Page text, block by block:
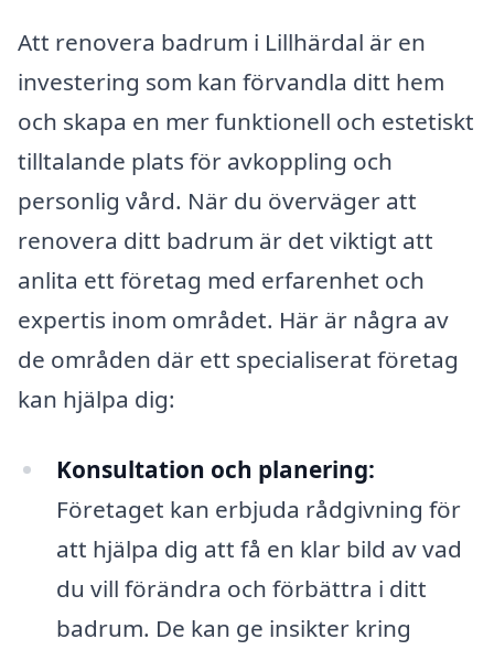
Att renovera badrum i Lillhärdal är en
investering som kan förvandla ditt hem
och skapa en mer funktionell och estetiskt
tilltalande plats för avkoppling och
personlig vård. När du överväger att
renovera ditt badrum är det viktigt att
anlita ett företag med erfarenhet och
expertis inom området. Här är några av
de områden där ett specialiserat företag
kan hjälpa dig:
Konsultation och planering:
Företaget kan erbjuda rådgivning för
att hjälpa dig att få en klar bild av vad
du vill förändra och förbättra i ditt
badrum. De kan ge insikter kring